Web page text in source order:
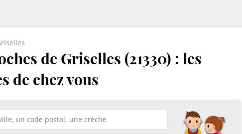
de Griselles (21330) : les
de chez vous